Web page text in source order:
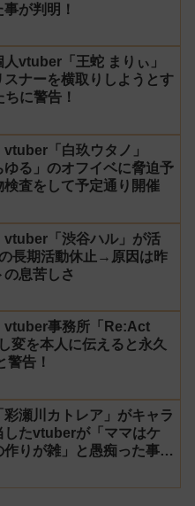
が判明！
人vtuber「王蛇 まりぃ」
スナーを横取りしようとす
に警告！
vtuber「白玖ウタノ」
ゆる」のオフイベに脅迫予
査をして予定通り開催
vtuber「渋谷ハル」が活
長期活動休止→原因は昨
息苦しさ
vtuber事務所「Re:Act
変を本人に伝えると永久
警告！
彩瀬川カトレア」がキャラ
したvtuberが「ママはケ
作りが雑」と愚痴った事が